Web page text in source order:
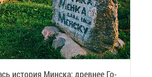
ис­то­рия Мин­ска: древ­нее Го­